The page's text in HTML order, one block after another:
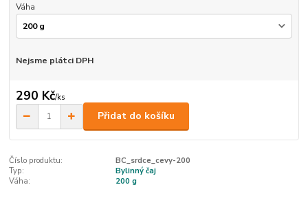
Váha
Nejsme plátci DPH
290 Kč/ks
Přidat do košíku
Číslo produktu:
BC_srdce_cevy-200
Typ:
Bylinný čaj
Váha:
200 g